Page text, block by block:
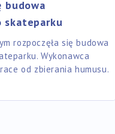
budowa
skateparku
rozpoczęła się budowa
Wykonawca
od zbierania humusu.